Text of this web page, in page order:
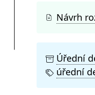
Návrh
Úřední
úřední